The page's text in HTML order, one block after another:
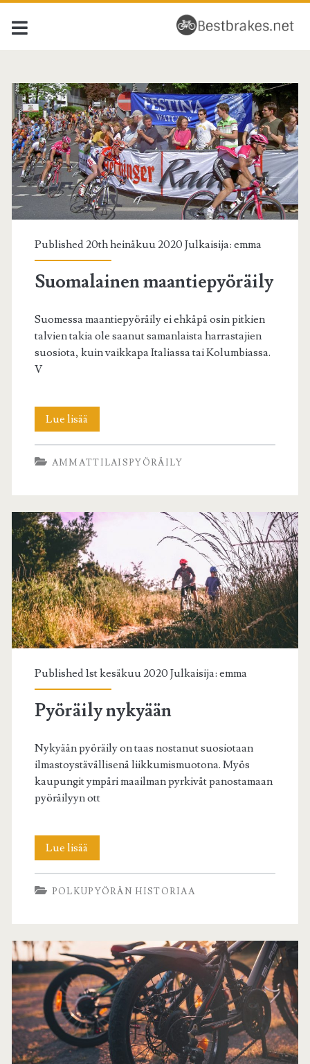
Bestbrakes.net
Posts
Published 20th heinäkuu 2020 Julkaisija: emma
Suomalainen maantiepyöräily
Suomessa maantiepyöräily ei ehkäpä osin pitkien
talvien takia ole saanut samanlaista harrastajien
suosiota, kuin vaikkapa Italiassa tai Kolumbiassa.
V
Lue lisää
maantiepyöräily
AMMATTILAISPYÖRÄILY
Published 1st kesäkuu 2020 Julkaisija: emma
Pyöräily nykyään
Nykyään pyöräily on taas nostanut suosiotaan
ilmastoystävällisenä liikkumismuotona. Myös
kaupungit ympäri maailman pyrkivät panostamaan
pyöräilyyn ott
Lue lisää
nykyään
POLKUPYÖRÄN HISTORIAA